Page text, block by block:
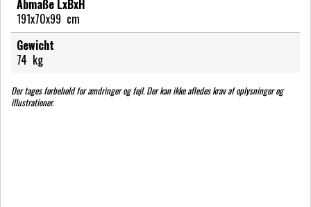
Abmaße LxBxH
191x70x99 cm
Gewicht
74 kg
Der tages forbehold for ændringer og fejl. Der kan ikke afledes krav af oplysninger og
illustrationer.